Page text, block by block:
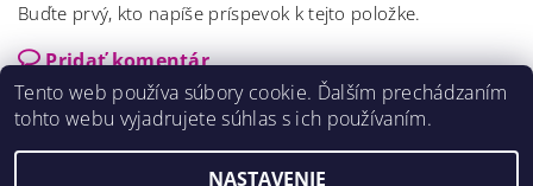
Buďte prvý, kto napíše príspevok k tejto položke.
Pridať komentár
Tento web používa súbory cookie. Ďalším prechádzaním
tohto webu vyjadrujete súhlas s ich používaním.
NASTAVENIE